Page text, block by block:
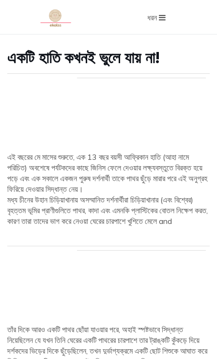
ধরন
একটি হাতি কখনই ভুলে যায় না!
এই বছরের মে মাসের শুরুতে, এক 13 বছর বয়সী আফ্রিকান হাতি (আহা নামে
পরিচিত) অবশেষে পর্যটকদের কাছে জিনিস ফেলে দেওয়ার লক্ষ্যবস্তুতে বিরক্ত হয়ে
পড়ে এবং এক সকালে একজন পুরুষ দর্শনার্থী তাকে পাথর ছুঁড়ে মারার পরে এই অনুগ্রহ
ফিরিয়ে দেওয়ার সিদ্ধান্ত নেয়।
মধ্য চীনের উহান চিড়িয়াখানায় অসম্মানিত দর্শনার্থীরা চিড়িয়াখানার (এবং বিশ্বের)
বৃহত্তম ভূমির প্রাণীগুলিতে পাথর, কাদা এবং এমনকি প্লাস্টিকের বোতল নিক্ষেপ করত,
কারণ তারা তাদের ভাগ করে নেওয়া ঘেরের চারপাশে খুশিতে মেলে and
তাঁর দিকে আরও একটি পাথর ছোঁয়া যাওয়ার পরে, অহাই স্পষ্টভাবে সিদ্ধান্ত
নিয়েছিলেন যে যখন তিনি ঘেরের একটি পাথরের চারপাশে তার ট্রাঙ্কটি কুঁকড়ে দিয়ে
দর্শকদের ভিড়ের দিকে ছুঁড়েছিলেন, তখন দুর্ভাগ্যক্রমে একটি ছোট শিশুকে আঘাত করে